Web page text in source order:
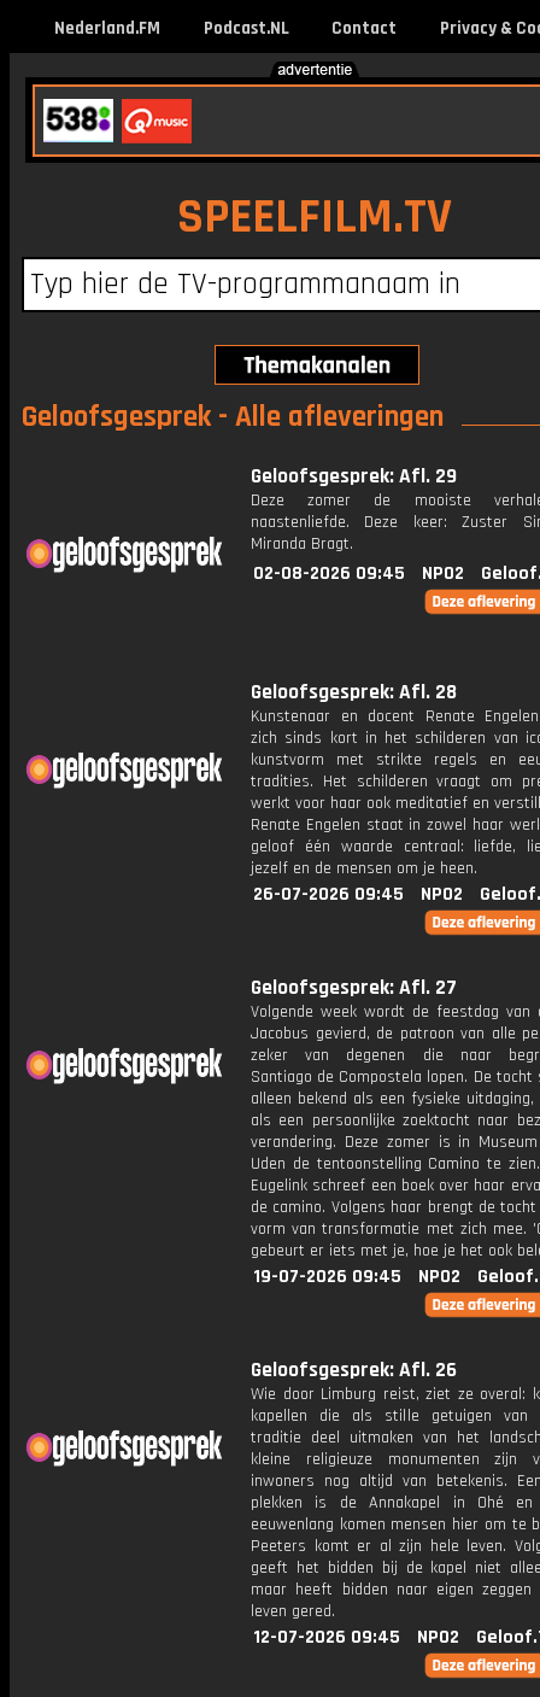
Nederland.FM Podcast.NL Contact Privacy &
SPEELFILM.TV
Geloofsgesprek - Alle afleveringen
Geloofsgesprek: Afl. 29
Deze zomer de mooiste
naastenliefde. Deze keer: Zuster
Miranda Bragt.
02-08-2026 09:45 NPO2
Geloofsgesprek: Afl. 28
Kunstenaar en docent Renate
zich sinds kort in het schilderen van
kunstvorm met strikte regels en
tradities. Het schilderen vraagt om
werkt voor haar ook meditatief en
Renate Engelen staat in zowel haar
geloof één waarde centraal: liefde,
jezelf en de mensen om je heen.
26-07-2026 09:45 NPO2
Geloofsgesprek: Afl. 27
Volgende week wordt de feestdag van
Jacobus gevierd, de patroon van alle
zeker van degenen die naar
Santiago de Compostela lopen. De
alleen bekend als een fysieke
als een persoonlijke zoektocht naar
verandering. Deze zomer is in
Uden de tentoonstelling Camino te
Eugelink schreef een boek over haar
de camino. Volgens haar brengt de
vorm van transformatie met zich mee.
gebeurt er iets met je, hoe je het ook
19-07-2026 09:45 NPO2
Geloofsgesprek: Afl. 26
Wie door Limburg reist, ziet ze overal:
kapellen die als stille getuigen van
traditie deel uitmaken van het
kleine religieuze monumenten zijn
inwoners nog altijd van betekenis.
plekken is de Annakapel in Ohé en
eeuwenlang komen mensen hier om te
Peeters komt er al zijn hele leven.
geeft het bidden bij de kapel niet
maar heeft bidden naar eigen
leven gered.
12-07-2026 09:45 NPO2